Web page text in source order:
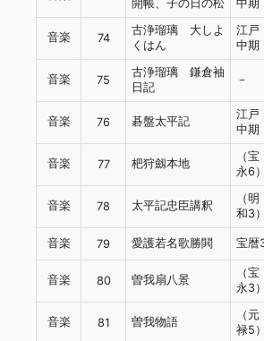
開帳、子の日の松 中期
音楽 74
古浄瑠璃 大しよ
くはん
江戸
中期
音楽 75
古浄瑠璃 鎌倉袖
日記
－
音楽 76 碁盤太平記
江戸
中期
音楽 77 杷狩劔本地
（宝
永6）
音楽 78 太平記忠臣講釈
（明
和3）
音楽 79 愛護若名歌勝閧 宝暦
音楽 80 曽我扇八景
（宝
永3）
音楽 81 曽我物語
（元
禄5）